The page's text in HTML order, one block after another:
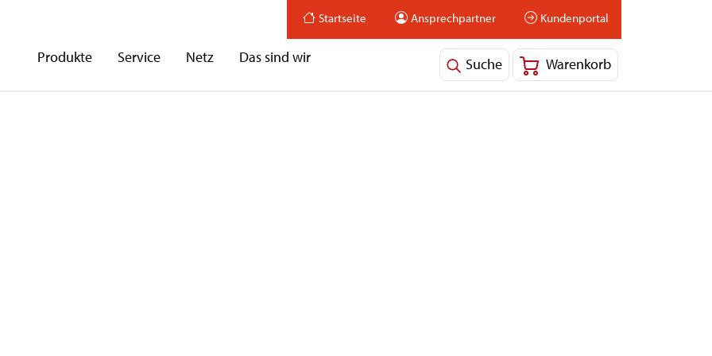
Startseite Ansprechpartner Kundenportal
Produkte Service Netz Das sind wir Suche Warenkorb